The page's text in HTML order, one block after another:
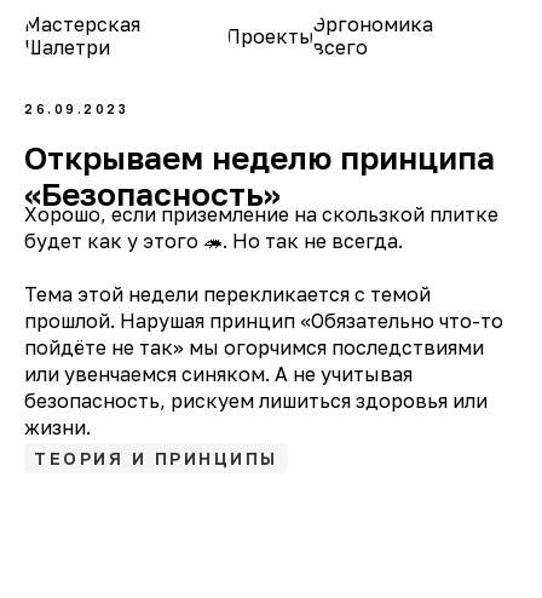
Мастерская
Шалетри
ПроектыЭргономика
всего
26.09.2023
Открываем неделю принципа
«Безопасность»
Хорошо, если приземление на скользкой плитке
будет как у этого 🦔. Но так не всегда.
Тема этой недели перекликается с темой
прошлой. Нарушая принцип «Обязательно что-то
пойдёте не так» мы огорчимся последствиями
или увенчаемся синяком. А не учитывая
безопасность, рискуем лишиться здоровья или
жизни.
ТЕОРИЯ И ПРИНЦИПЫ